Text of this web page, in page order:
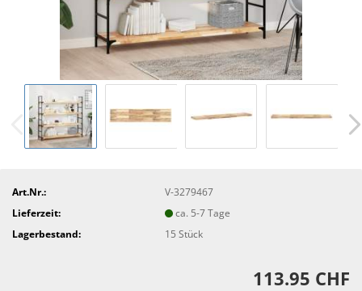
Art.Nr.:
V-3279467
Lieferzeit:
ca. 5-7 Tage
Lagerbestand:
15Stück
113.95 CHF